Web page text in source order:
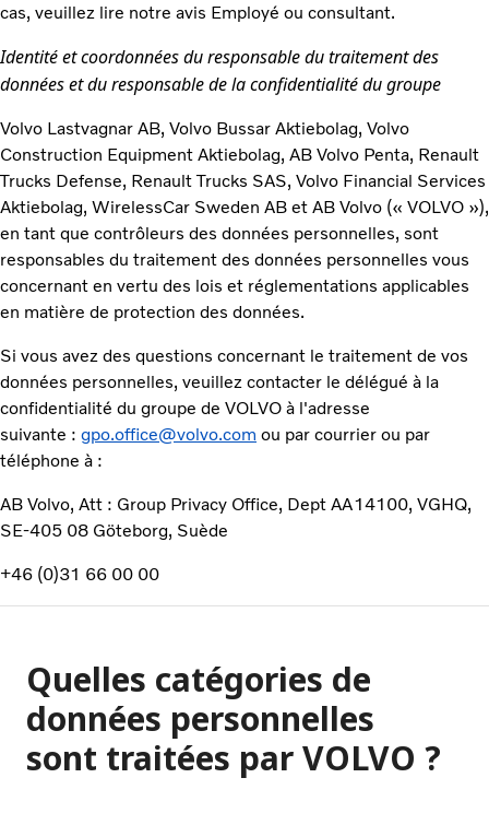
cas, veuillez lire notre avis Employé ou consultant.
Identité et coordonnées du responsable du traitement des
données et du responsable de la confidentialité du groupe
Volvo Lastvagnar AB, Volvo Bussar Aktiebolag, Volvo
Construction Equipment Aktiebolag, AB Volvo Penta, Renault
Trucks Defense, Renault Trucks SAS, Volvo Financial Services
Aktiebolag, WirelessCar Sweden AB et AB Volvo (« VOLVO »),
en tant que contrôleurs des données personnelles, sont
responsables du traitement des données personnelles vous
concernant en vertu des lois et réglementations applicables
en matière de protection des données.
Si vous avez des questions concernant le traitement de vos
données personnelles, veuillez contacter le délégué à la
confidentialité du groupe de VOLVO à l'adresse
suivante : gpo.office@volvo.com ou par courrier ou par
téléphone à :
AB Volvo, Att : Group Privacy Office, Dept AA14100, VGHQ,
SE-405 08 Göteborg, Suède
+46 (0)31 66 00 00
Quelles catégories de
données personnelles
sont traitées par VOLVO ?